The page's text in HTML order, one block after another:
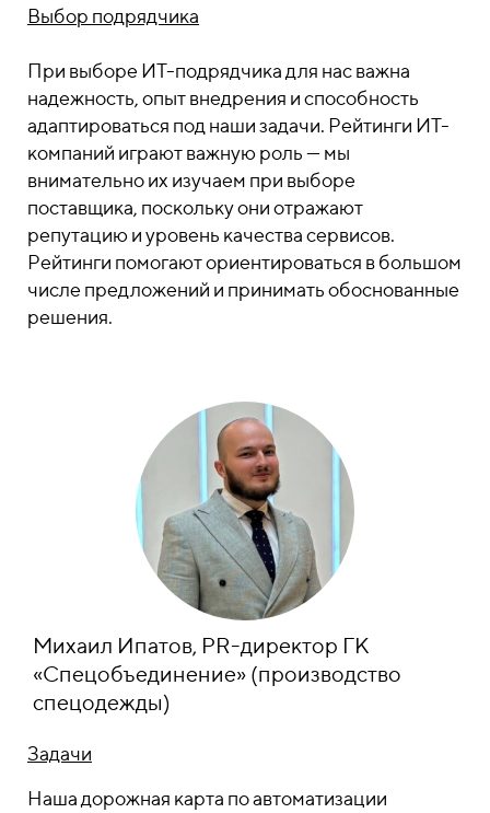
Выбор подрядчика
При выборе ИТ-подрядчика для нас важна
надежность, опыт внедрения и способность
адаптироваться под наши задачи. Рейтинги ИТ-
компаний играют важную роль — мы
внимательно их изучаем при выборе
поставщика, поскольку они отражают
репутацию и уровень качества сервисов.
Рейтинги помогают ориентироваться в большом
числе предложений и принимать обоснованные
решения.
Михаил Ипатов, PR-директор ГК
«Спецобъединение» (производство
спецодежды)
Задачи
Наша дорожная карта по автоматизации